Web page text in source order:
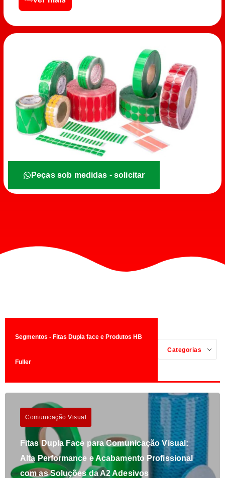
Peças sob medidas - solicitar
Segmentos - Fitas Dupla face e Produtos HB
Fuller
Categorias
Comunicação Visual
Fitas Dupla Face para Comunicação Visual:
Alta Performance e Acabamento Profissional
com as Soluções da A2 Adesivos